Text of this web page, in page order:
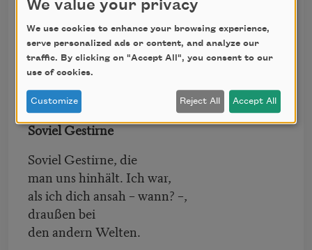
and sometimes, when
only Nothingness stood between us, we
found truly together.
Soviel Gestirne
Soviel Gestirne, die
man uns hinhält. Ich war,
als ich dich ansah – wann? –,
draußen bei
den andern Welten.
We value your privacy
We use cookies to enhance your browsing experience,
serve personalized ads or content, and analyze our
traffic. By clicking on "Accept All", you consent to our
use of cookies.
Customize Reject All Accept All